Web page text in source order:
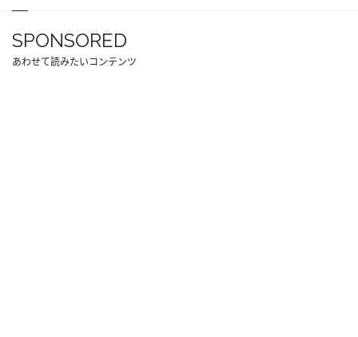
SPONSORED
あわせて読みたいコンテンツ